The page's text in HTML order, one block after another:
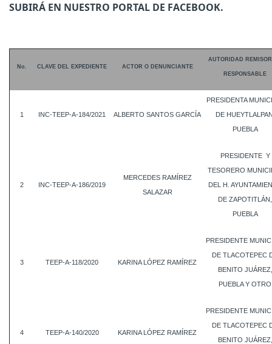
SUBIRÁ EN NUESTRO PORTAL DE FACEBOOK.
No. CLAVE DEL EXPEDIENTE ACTOR O DENUNCIANTE
AUTORIDAD
RESPONSABLE
1 INC-TEEP-A-184/2021 ALBERTO SANTOS GARCÍA
PRESIDENTA
DE
PUEBLA
2 INC-TEEP-A-186/2019
MERCEDES RAMÍREZ
SALAZAR
PRESIDENTE Y
TESORERO
DEL H.
DE ZAPOTITLÁN,
PUEBLA
3 TEEP-A-118/2020 KARINA LÓPEZ RAMÍREZ
PRESIDENTE
DE TLACOTEPEC
BENITO JUÁREZ,
PUEBLA Y OTRO
4 TEEP-A-140/2020 KARINA LÓPEZ RAMÍREZ
PRESIDENTE
DE TLACOTEPEC
BENITO JUÁREZ,